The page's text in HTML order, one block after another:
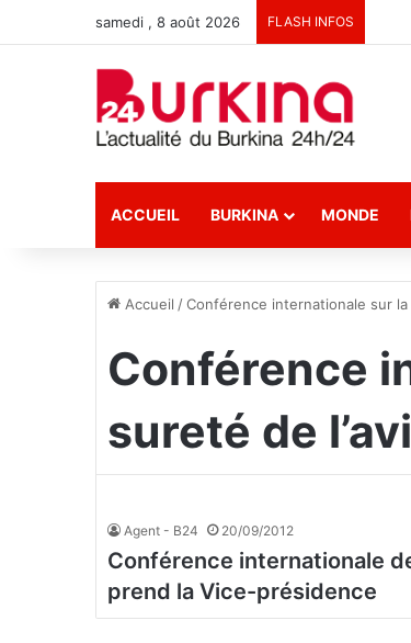
samedi , 8 août 2026 FLASH INFOS
ACCUEIL BURKINA MONDE
Accueil /Conférence internationale sur la
Conférence
sureté de
Agent - B24 20/09/2012
Conférence internationale
prend la Vice-présidence